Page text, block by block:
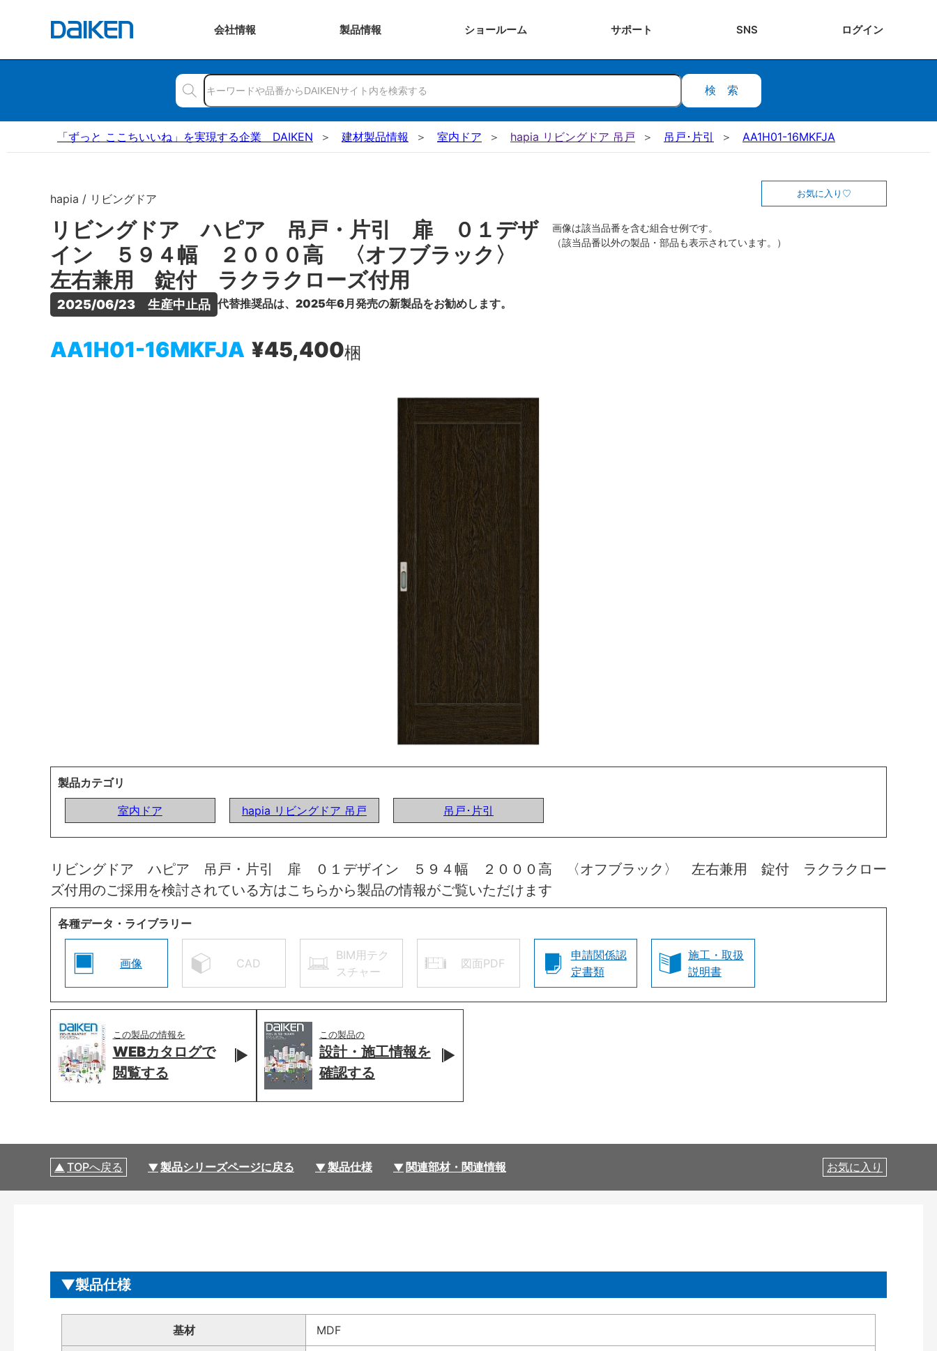
会社情報 製品情報 ショールーム サポート SNS ログイン
検索
「ずっと ここちいいね」を実現する企業 DAIKEN 建材製品情報 室内ドア hapia リビングドア 吊戸 吊戸･片引 AA1H01-16MKFJA
hapia / リビングドア
リビングドア ハピア 吊戸・片引 扉 ０１デザ
イン ５９４幅 ２０００高 〈オフブラック〉
左右兼用 錠付 ラクラクローズ付用
2025/06/23　生産中止品 代替推奨品は、2025年6月発売の新製品をお勧めします。
AA1H01-16MKFJA ¥45,400梱
お気に入り
画像は該当品番を含む組合せ例です。
（該当品番以外の製品・部品も表示されています。）
製品カテゴリ
室内ドア
hapia リビングドア 吊戸 吊戸･片引
リビングドア ハピア 吊戸・片引 扉 ０１デザイン ５９４幅 ２０００高 〈オフブラック〉 左右兼用 錠付 ラクラクロー
ズ付用のご採用を検討されている方はこちらから製品の情報がご覧いただけます
各種データ・ライブラリー
画像 CAD
BIM用テク
スチャー
図面PDF
申請関係認
定書類
施工・取扱
説明書
この製品の情報を
WEBカタログで
閲覧する
この製品の
設計・施工情報を
確認する
TOPへ戻る 製品シリーズページに戻る 製品仕様 関連部材・関連情報 お気に入り
製品仕様
基材 MDF